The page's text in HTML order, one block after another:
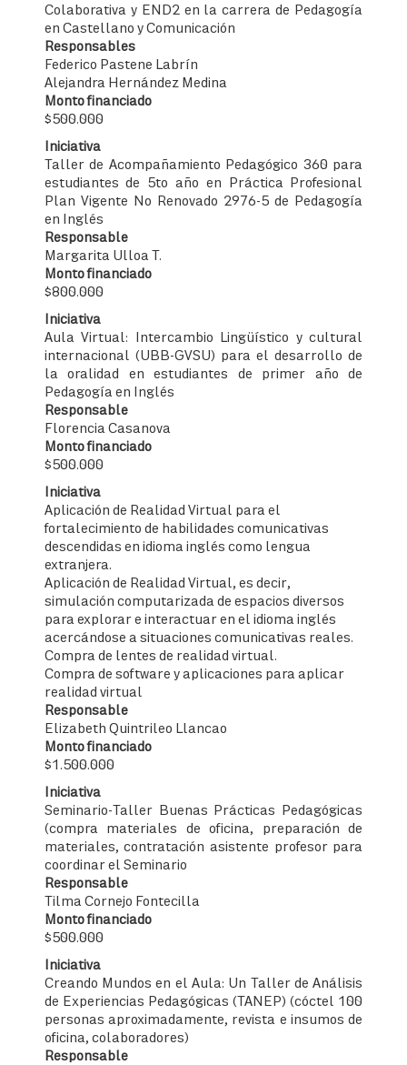
Colaborativa y END2 en la carrera de Pedagogía
en Castellano y Comunicación
Responsables
Federico Pastene Labrín
Alejandra Hernández Medina
Monto financiado
$500.000
Iniciativa
Taller de Acompañamiento Pedagógico 360 para
estudiantes de 5to año en Práctica Profesional
Plan Vigente No Renovado 2976-5 de Pedagogía
en Inglés
Responsable
Margarita Ulloa T.
Monto financiado
$800.000
Iniciativa
Aula Virtual: Intercambio Lingüístico y cultural
internacional (UBB-GVSU) para el desarrollo de
la oralidad en estudiantes de primer año de
Pedagogía en Inglés
Responsable
Florencia Casanova
Monto financiado
$500.000
Iniciativa
Aplicación de Realidad Virtual para el
fortalecimiento de habilidades comunicativas
descendidas en idioma inglés como lengua
extranjera.
Aplicación de Realidad Virtual, es decir,
simulación computarizada de espacios diversos
para explorar e interactuar en el idioma inglés
acercándose a situaciones comunicativas reales.
Compra de lentes de realidad virtual.
Compra de software y aplicaciones para aplicar
realidad virtual
Responsable
Elizabeth Quintrileo Llancao
Monto financiado
$1.500.000
Iniciativa
Seminario-Taller Buenas Prácticas Pedagógicas
(compra materiales de oficina, preparación de
materiales, contratación asistente profesor para
coordinar el Seminario
Responsable
Tilma Cornejo Fontecilla
Monto financiado
$500.000
Iniciativa
Creando Mundos en el Aula: Un Taller de Análisis
de Experiencias Pedagógicas (TANEP) (cóctel 100
personas aproximadamente, revista e insumos de
oficina, colaboradores)
Responsable